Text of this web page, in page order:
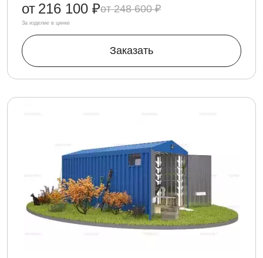
248 600 ₽
от 216 100 ₽
За изделие в цинке
Заказать